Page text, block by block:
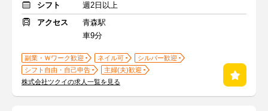
シフト
週2日以上
アクセス
青森駅
車9分
副業・Ｗワーク歓迎 ネイル可
シルバー歓迎
シフト自由・自己申告
主婦(夫)歓迎
株式会社ツクイの求人一覧を見る